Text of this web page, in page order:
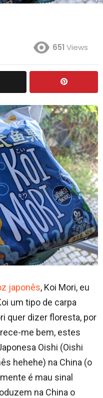
651 Views
japonês, Koi Mori, eu
um tipo de carpa
quer dizer floresta, por
me bem, estes
Oishi (Oishi
hehehe) na China (o
é mau sinal
na China o